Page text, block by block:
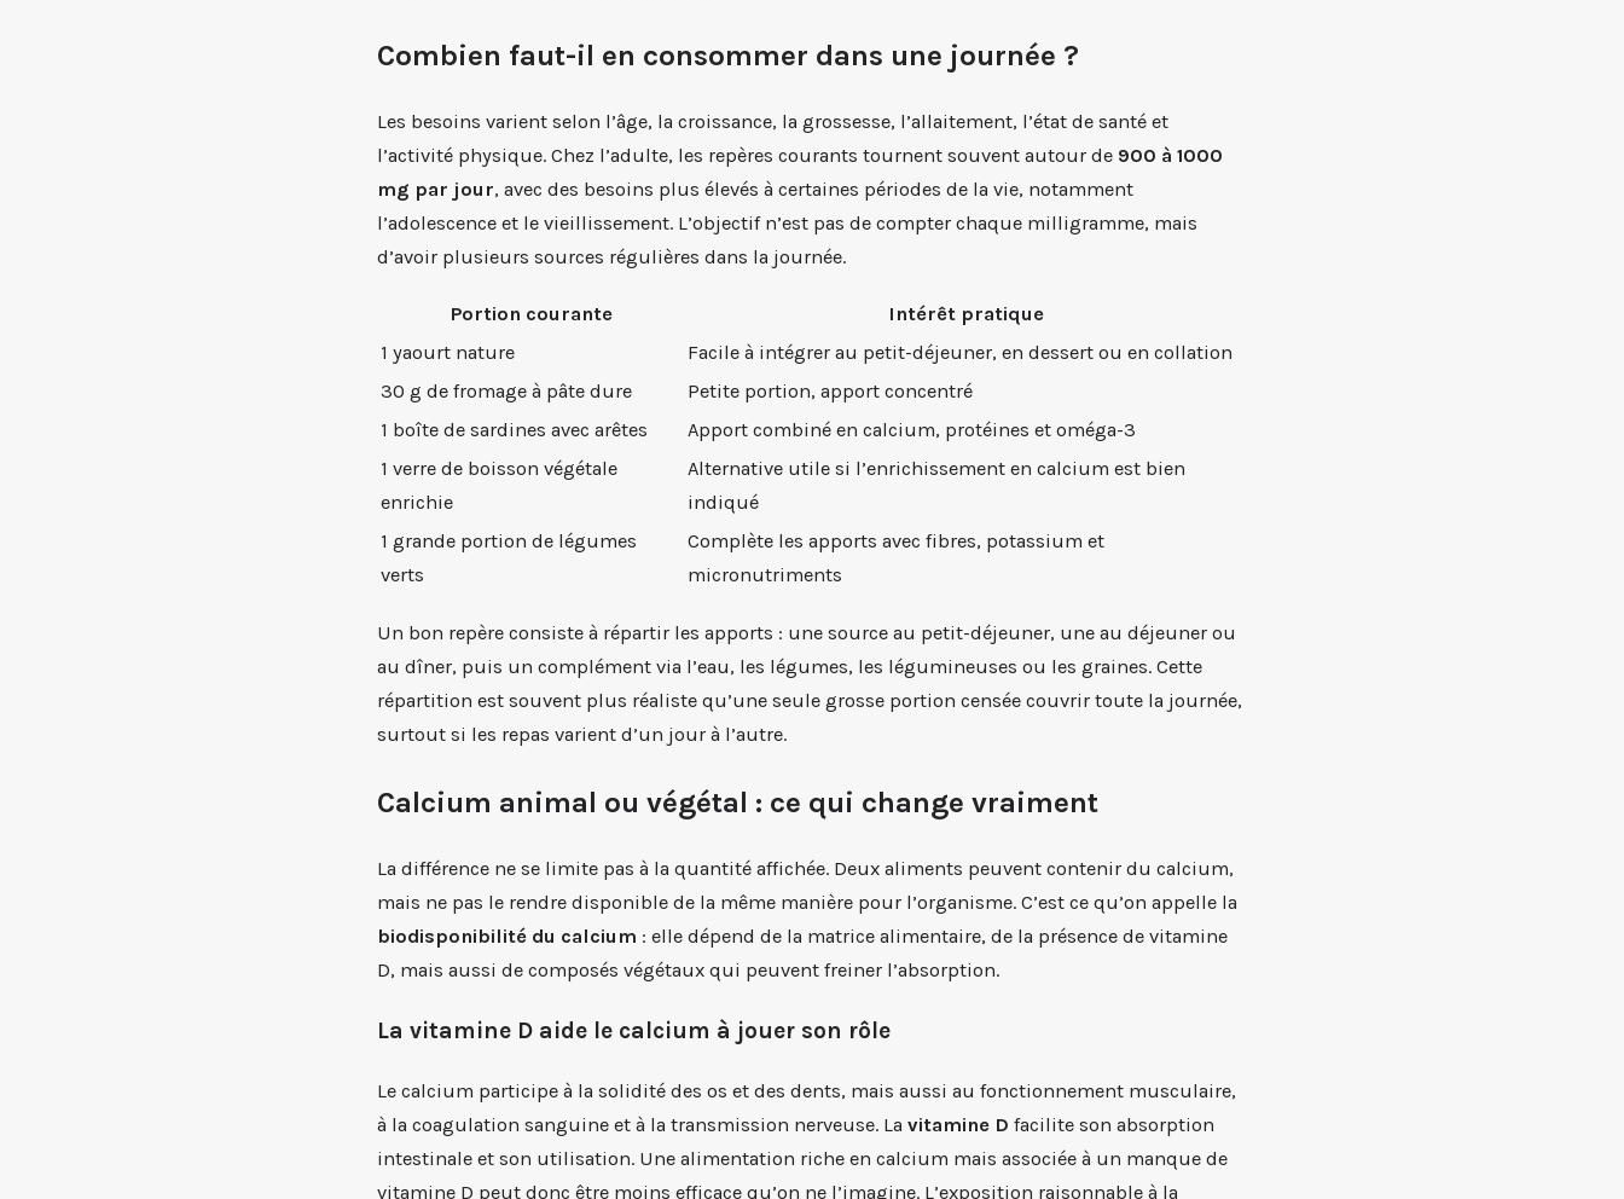
Combien faut-il en consommer dans une journée ?
Les besoins varient selon l’âge, la croissance, la grossesse, l’allaitement, l’état de santé et
l’activité physique. Chez l’adulte, les repères courants tournent souvent autour de 900 à 1000
mg par jour, avec des besoins plus élevés à certaines périodes de la vie, notamment
l’adolescence et le vieillissement. L’objectif n’est pas de compter chaque milligramme, mais
d’avoir plusieurs sources régulières dans la journée.
Portion courante
Intérêt pratique
1 yaourt nature
Facile à intégrer au petit-déjeuner, en dessert ou en collation
30 g de fromage à pâte dure
Petite portion, apport concentré
1 boîte de sardines avec arêtes
Apport combiné en calcium, protéines et oméga-3
1 verre de boisson végétale
enrichie
Alternative utile si l’enrichissement en calcium est bien
indiqué
1 grande portion de légumes
verts
Complète les apports avec fibres, potassium et
micronutriments
Un bon repère consiste à répartir les apports : une source au petit-déjeuner, une au déjeuner ou
au dîner, puis un complément via l’eau, les légumes, les légumineuses ou les graines. Cette
répartition est souvent plus réaliste qu’une seule grosse portion censée couvrir toute la journée,
surtout si les repas varient d’un jour à l’autre.
Calcium animal ou végétal : ce qui change vraiment
La différence ne se limite pas à la quantité affichée. Deux aliments peuvent contenir du calcium,
mais ne pas le rendre disponible de la même manière pour l’organisme. C’est ce qu’on appelle la
biodisponibilité du calcium : elle dépend de la matrice alimentaire, de la présence de vitamine
D, mais aussi de composés végétaux qui peuvent freiner l’absorption.
La vitamine D aide le calcium à jouer son rôle
Le calcium participe à la solidité des os et des dents, mais aussi au fonctionnement musculaire,
à la coagulation sanguine et à la transmission nerveuse. La vitamine D facilite son absorption
intestinale et son utilisation. Une alimentation riche en calcium mais associée à un manque de
vitamine D peut donc être moins efficace qu’on ne l’imagine. L’exposition raisonnable à la